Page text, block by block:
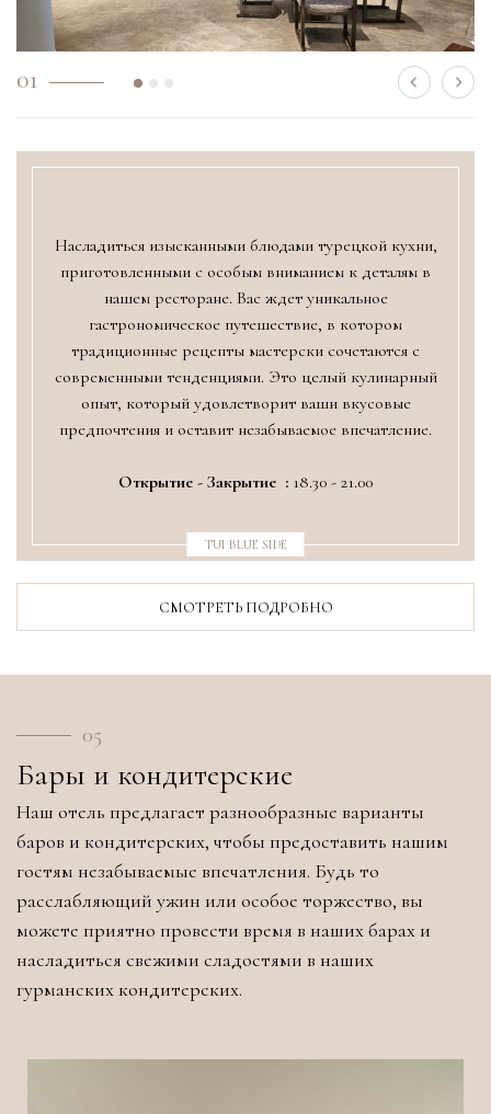
01
Насладиться изысканными блюдами турецкой кухни,
приготовленными с особым вниманием к деталям в
нашем ресторане. Вас ждет уникальное
гастрономическое путешествие, в котором
традиционные рецепты мастерски сочетаются с
современными тенденциями. Это целый кулинарный
опыт, который удовлетворит ваши вкусовые
предпочтения и оставит незабываемое впечатление.
Открытие - Закрытие : 18.30 - 21.00
TUI BLUE SIDE
СМОТРЕТЬ ПОДРОБНО
05
Бары и кондитерские
Наш отель предлагает разнообразные варианты
баров и кондитерских, чтобы предоставить нашим
гостям незабываемые впечатления. Будь то
расслабляющий ужин или особое торжество, вы
можете приятно провести время в наших барах и
насладиться свежими сладостями в наших
гурманских кондитерских.